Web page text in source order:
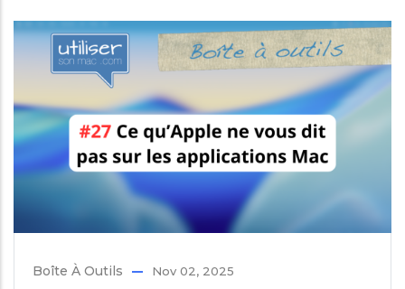
Boîte À Outils Nov 02, 2025